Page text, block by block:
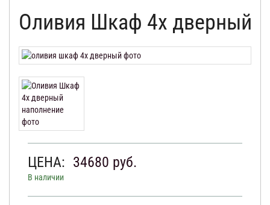
ОТЗЫВЫ
КАБИНЕТ
Оливия Шкаф 4х дверный
ЦЕНА: 34680 руб.
В наличии